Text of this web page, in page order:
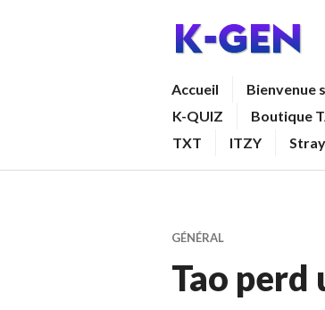
Accueil Bienvenue
K-QUIZ
Boutique
TXT
ITZY
GÉNÉRAL
Tao perd